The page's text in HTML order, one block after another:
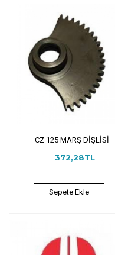
CZ 125 MARŞ DİŞLİSİ
372,28TL
Sepete Ekle